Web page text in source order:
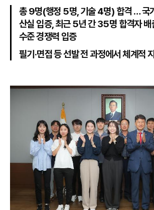
총 9명(행정 5명, 기술 4명) 합격 … 국
산실 입증, 최근 5년 간 35명 합격자 배
수준 경쟁력 입증
필기·면접 등 선발 전 과정에서 체계적